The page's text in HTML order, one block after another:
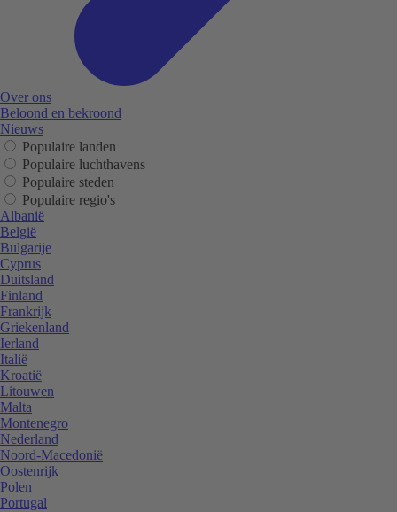
Over ons
Beloond en bekroond
Nieuws
Populaire landen
Populaire luchthavens
Populaire steden
Populaire regio's
Albanië
België
Bulgarije
Cyprus
Duitsland
Finland
Frankrijk
Griekenland
Ierland
Italië
Kroatië
Litouwen
Malta
Montenegro
Nederland
Noord-Macedonië
Oostenrijk
Polen
Portugal